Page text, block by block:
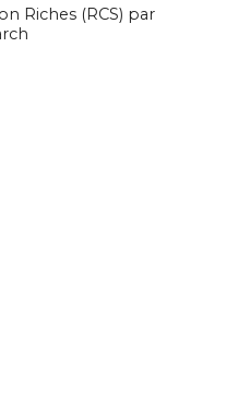
Riches (RCS) par